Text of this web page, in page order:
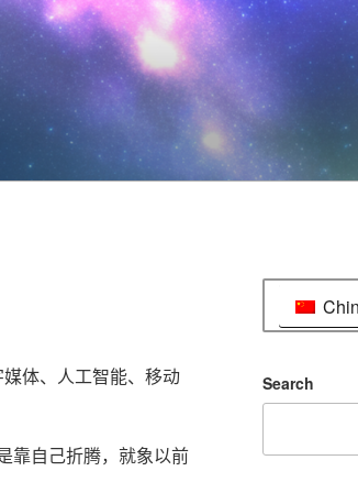
体、人工智能、移动
靠自己折腾，就象以前
Search